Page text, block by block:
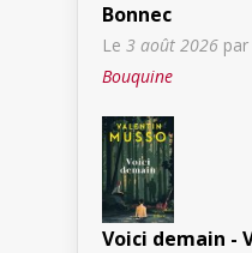
Bonnec
Le 3 août 2026 par
Bouquine
Voici demain -